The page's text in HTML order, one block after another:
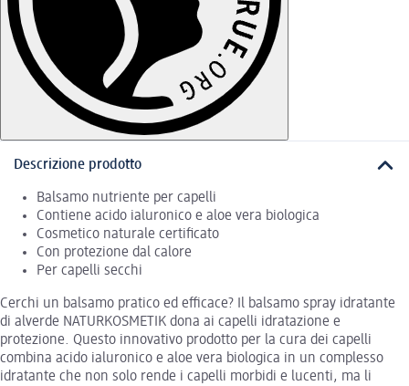
Descrizione prodotto
Balsamo nutriente per capelli
Contiene acido ialuronico e aloe vera biologica
Cosmetico naturale certificato
Con protezione dal calore
Per capelli secchi
Cerchi un balsamo pratico ed efficace? Il balsamo spray idratante
di alverde NATURKOSMETIK dona ai capelli idratazione e
protezione. Questo innovativo prodotto per la cura dei capelli
combina acido ialuronico e aloe vera biologica in un complesso
idratante che non solo rende i capelli morbidi e lucenti, ma li